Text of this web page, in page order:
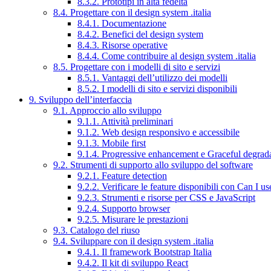
8.4. Progettare con il design system .italia
8.4.1. Documentazione
8.4.2. Benefici del design system
8.4.3. Risorse operative
8.4.4. Come contribuire al design system .italia
8.5. Progettare con i modelli di sito e servizi
8.5.1. Vantaggi dell’utilizzo dei modelli
8.5.2. I modelli di sito e servizi disponibili
9. Sviluppo dell’interfaccia
9.1. Approccio allo sviluppo
9.1.1. Attività preliminari
9.1.2. Web design responsivo e accessibile
9.1.3. Mobile first
9.1.4. Progressive enhancement e Graceful
9.2. Strumenti di supporto allo sviluppo del software
9.2.1. Feature detection
9.2.2. Verificare le feature disponibili con Can I
9.2.3. Strumenti e risorse per CSS e JavaScript
9.2.4. Supporto browser
9.2.5. Misurare le prestazioni
9.3. Catalogo del riuso
9.4. Sviluppare con il design system .italia
9.4.1. Il framework Bootstrap Italia
9.4.2. Il kit di sviluppo React